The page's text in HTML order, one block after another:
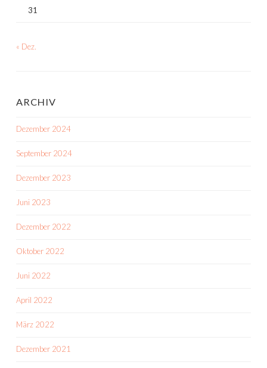
31
« Dez.
ARCHIV
Dezember 2024
September 2024
Dezember 2023
Juni 2023
Dezember 2022
Oktober 2022
Juni 2022
April 2022
März 2022
Dezember 2021